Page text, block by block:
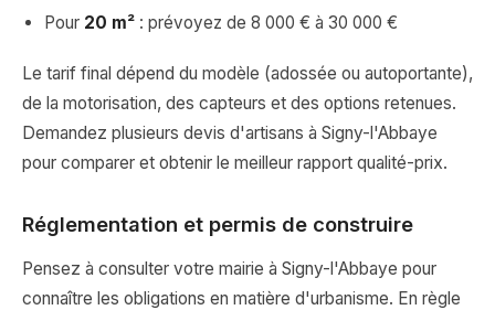
Pour 20 m² : prévoyez de 8 000 € à 30 000 €
Le tarif final dépend du modèle (adossée ou autoportante),
de la motorisation, des capteurs et des options retenues.
Demandez plusieurs devis d'artisans à Signy-l'Abbaye
pour comparer et obtenir le meilleur rapport qualité-prix.
Réglementation et permis de construire
Pensez à consulter votre mairie à Signy-l'Abbaye pour
connaître les obligations en matière d'urbanisme. En règle